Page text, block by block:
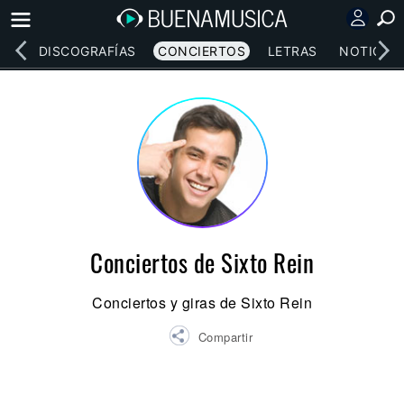
DISCOGRAFÍAS CONCIERTOS LETRAS NOTICIAS
Conciertos de Sixto Rein
Conciertos y giras de Sixto Rein
Compartir